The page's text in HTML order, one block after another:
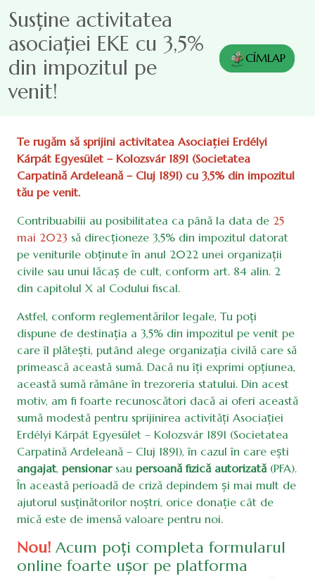
Susține activitatea
asociației EKE cu 3,5%
din impozitul pe
venit!
CÍMLAP
Te rugăm să sprijini activitatea Asociației Erdélyi
Kárpát Egyesület – Kolozsvár 1891 (Societatea
Carpatină Ardeleană – Cluj 1891) cu 3,5% din impozitul
tău pe venit.
Contribuabilii au posibilitatea ca până la data de 25
mai 2023 să direcționeze 3,5% din impozitul datorat
pe veniturile obținute în anul 2022 unei organizații
civile sau unui lăcaș de cult, conform art. 84 alin. 2
din capitolul X al Codului fiscal.
Astfel, conform reglementărilor legale, Tu poți
dispune de destinația a 3,5% din impozitul pe venit pe
care îl plătești, putând alege organizația civilă care să
primească această sumă. Dacă nu îți exprimi opțiunea,
această sumă rămâne în trezoreria statului. Din acest
motiv, am fi foarte recunoscători dacă ai oferi această
sumă modestă pentru sprijinirea activități Asociației
Erdélyi Kárpát Egyesület – Kolozsvár 1891 (Societatea
Carpatină Ardeleană – Cluj 1891), în cazul în care ești
angajat, pensionarsau persoană fizică autorizată (PFA).
În această perioadă de criză depindem și mai mult de
ajutorul susținătorilor noștri, orice donație cât de
mică este de imensă valoare pentru noi.
Nou! Acum poți completa formularul
online foarte ușor pe platforma